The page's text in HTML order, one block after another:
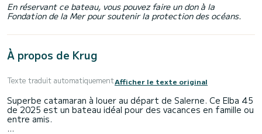
En réservant ce bateau, vous pouvez faire un don à la
Fondation de la Mer pour soutenir la protection des océans.
À propos de Krug
Texte traduit automatiquementAfficher le texte original
Superbe catamaran à louer au départ de Salerne. Ce Elba 45
de 2025 est un bateau idéal pour des vacances en famille ou
entre amis.